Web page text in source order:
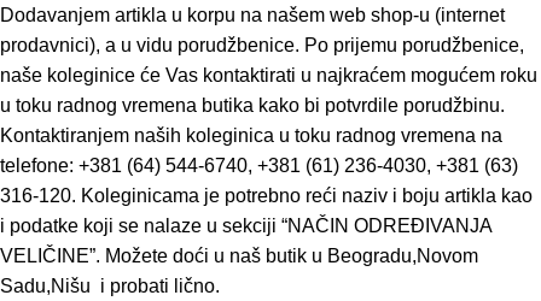
Dodavanjem artikla u korpu na našem web shop-u (internet
prodavnici), a u vidu porudžbenice. Po prijemu porudžbenice,
naše koleginice će Vas kontaktirati u najkraćem mogućem roku
u toku radnog vremena butika kako bi potvrdile porudžbinu.
Kontaktiranjem naših koleginica u toku radnog vremena na
telefone: +381 (64) 544-6740, +381 (61) 236-4030, +381 (63)
316-120. Koleginicama je potrebno reći naziv i boju artikla kao
i podatke koji se nalaze u sekciji “NAČIN ODREĐIVANJA
VELIČINE”. Možete doći u naš butik u Beogradu,Novom
Sadu,Nišu i probati lično.